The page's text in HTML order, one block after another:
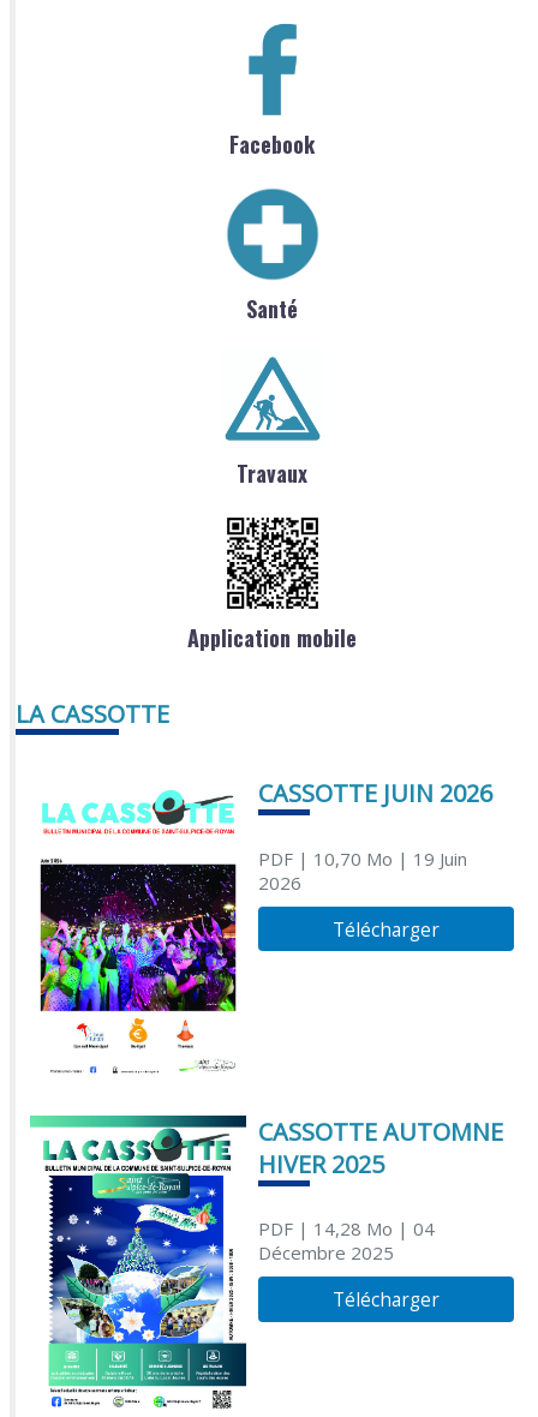
Facebook
Santé
Travaux
Application mobile
LA CASSOTTE
CASSOTTE JUIN 2026
PDF| 10,70 Mo | 19 Juin
2026
Télécharger
CASSOTTE AUTOMNE
HIVER 2025
PDF| 14,28 Mo | 04
Décembre 2025
Télécharger